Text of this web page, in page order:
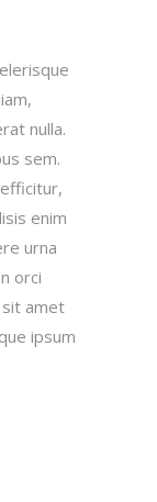
nulla.
sem.
enim
urna
orci
sit amet
ipsum